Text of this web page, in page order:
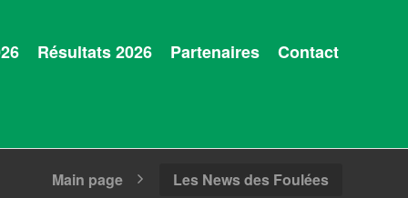
Résultats 2026 Partenaires Contact
Main page Les News des Foulées